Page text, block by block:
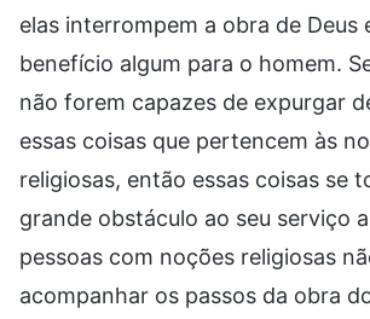
elas interrompem a obra de Deus
benefício algum para o homem.
não forem capazes de expurgar
essas coisas que pertencem às
religiosas, então essas coisas se
grande obstáculo ao seu serviço
pessoas com noções religiosas
acompanhar os passos da obra